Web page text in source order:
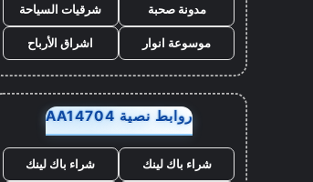
مدونة صحبة شرقيات السياحة
موسوعة انوار اشراق الأرباح
روابط نصية AA14704
شراء باك لينك شراء باك لينك